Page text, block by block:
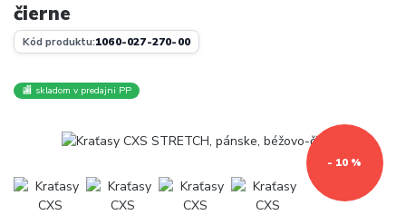
čierne
Kód produktu:1060-027-270-00
🏬 skladom v predajni PP
- 10 %